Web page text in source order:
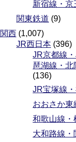
新宿線・京
関東鉄道 (9)
関西 (1,007)
JR西日本 (396)
JR京都線
琶湖線・北
(136)
JR宝塚線
おおさか東
和歌山線・
大和路線・